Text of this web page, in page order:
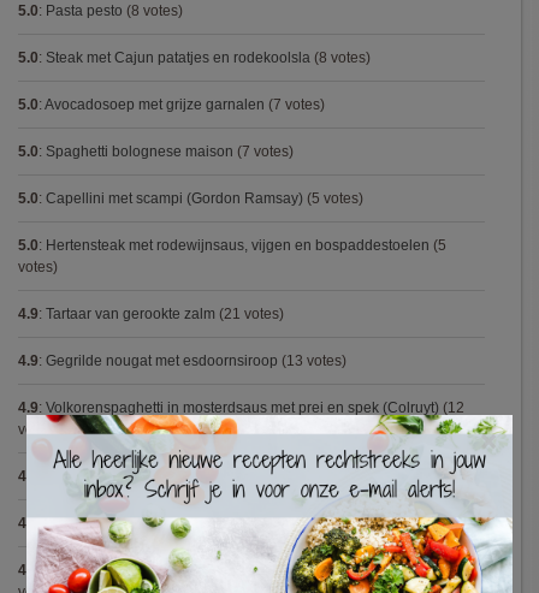
5.0: Pasta pesto (8 votes)
5.0: Steak met Cajun patatjes en rodekoolsla (8 votes)
5.0: Avocadosoep met grijze garnalen (7 votes)
5.0: Spaghetti bolognese maison (7 votes)
5.0: Capellini met scampi (Gordon Ramsay) (5 votes)
5.0: Hertensteak met rodewijnsaus, vijgen en bospaddestoelen (5
votes)
4.9: Tartaar van gerookte zalm (21 votes)
4.9: Gegrilde nougat met esdoornsiroop (13 votes)
4.9: Volkorenspaghetti in mosterdsaus met prei en spek (Colruyt) (12
votes)
4.9 Gemarineerde eendenfilet op een erwtenzalfje (12 votes)
4.9 :Pizza chicken BBQ (11 votes)
4.9:Vegetarische spaghetti bolognese met linzen (Jamie Oliver)(9
×